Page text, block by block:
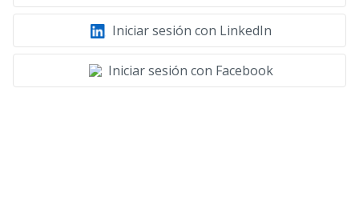
Iniciar sesión con LinkedIn
Iniciar sesión con Facebook